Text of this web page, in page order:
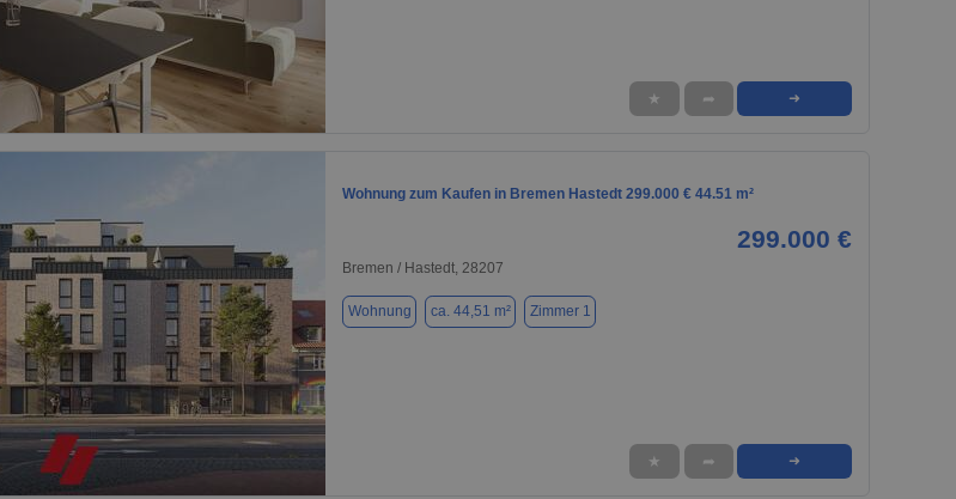
★ ➦ ➜
Wohnung zum Kaufen in Bremen Hastedt 299.000 € 44.51 m²
299.000 €
Bremen / Hastedt, 28207
Wohnung ca. 44,51 m² Zimmer 1
★ ➦ ➜